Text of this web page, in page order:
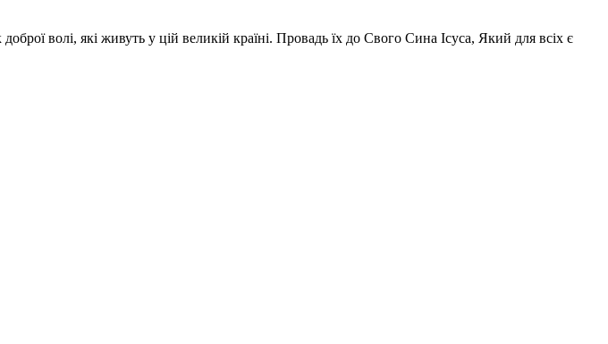
волі, які живуть у цій великій країні. Провадь їх до Свого Сина Ісуса, Який для всіх є